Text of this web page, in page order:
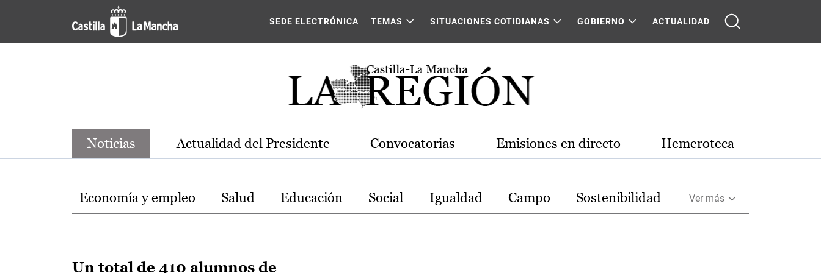
Pasar al contenido principal
Noticias de la región de Castilla-La Mancha
SEDE ELECTRÓNICA TEMAS SITUACIONES COTIDIANAS GOBIERNO ACTUALIDAD
Noticias Actualidad del Presidente Convocatorias Emisiones en directo Hemeroteca
Temas
Economía y empleo Salud Educación Social Igualdad Campo Sostenibilidad Ver más
Un total de 410 alumnos de